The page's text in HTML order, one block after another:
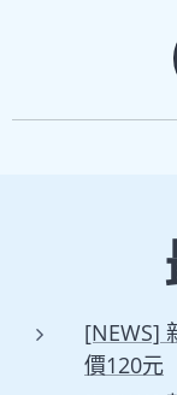
[NEWS]
價120元